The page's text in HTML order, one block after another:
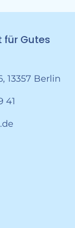
für Gutes
13357 Berlin
41